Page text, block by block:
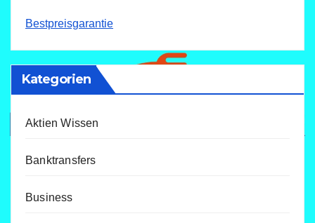
Bestpreisgarantie
Kategorien
Aktien Wissen
Banktransfers
Business